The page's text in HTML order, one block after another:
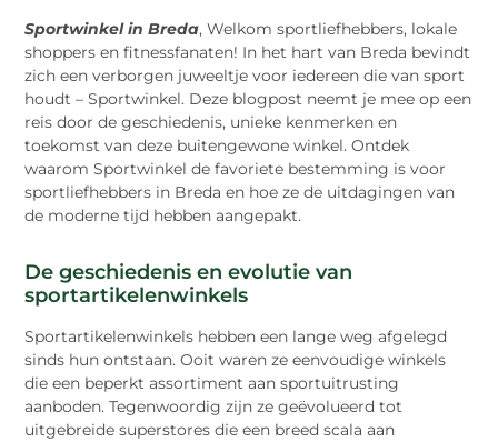
Sportwinkel in Breda, Welkom sportliefhebbers, lokale
shoppers en fitnessfanaten! In het hart van Breda bevindt
zich een verborgen juweeltje voor iedereen die van sport
houdt – Sportwinkel. Deze blogpost neemt je mee op een
reis door de geschiedenis, unieke kenmerken en
toekomst van deze buitengewone winkel. Ontdek
waarom Sportwinkel de favoriete bestemming is voor
sportliefhebbers in Breda en hoe ze de uitdagingen van
de moderne tijd hebben aangepakt.
De geschiedenis en evolutie van
sportartikelenwinkels
Sportartikelenwinkels hebben een lange weg afgelegd
sinds hun ontstaan. Ooit waren ze eenvoudige winkels
die een beperkt assortiment aan sportuitrusting
aanboden. Tegenwoordig zijn ze geëvolueerd tot
uitgebreide superstores die een breed scala aan